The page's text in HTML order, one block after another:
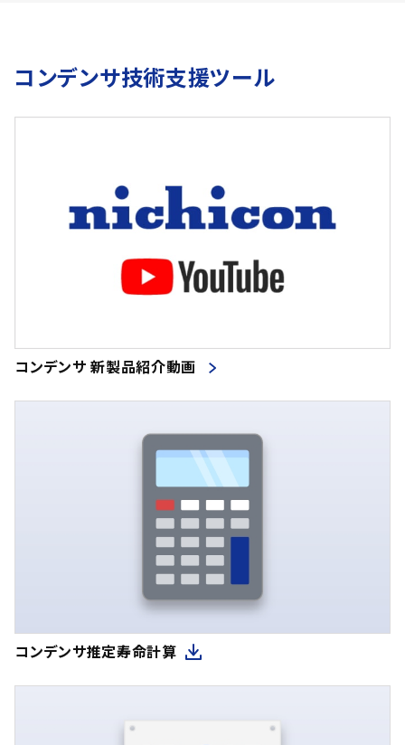
コンデンサ技術支援ツール
コンデンサ 新製品紹介動画
コンデンサ推定寿命計算